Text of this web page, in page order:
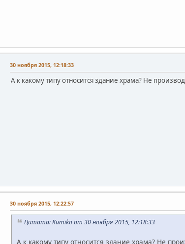
30 ноября 2015, 12:18:33
А к какому типу относится здание храма? Не
30 ноября 2015, 12:22:57
Цитата: Kumiko от 30 ноября 2015, 12:18:33
А к какому типу относится здание храма? Не